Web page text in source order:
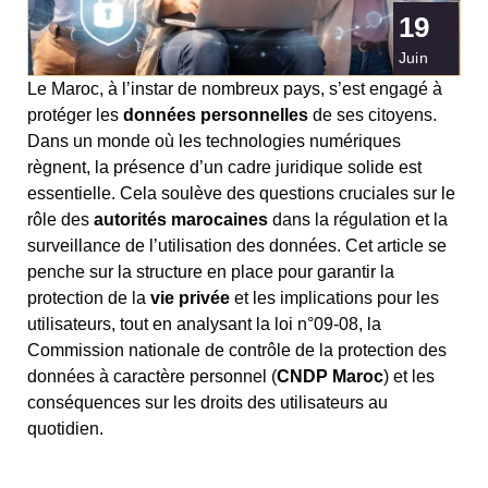
19
Juin
Le Maroc, à l’instar de nombreux pays, s’est engagé à
protéger les données personnelles de ses citoyens.
Dans un monde où les technologies numériques
règnent, la présence d’un cadre juridique solide est
essentielle. Cela soulève des questions cruciales sur le
rôle des autorités marocaines dans la régulation et la
surveillance de l’utilisation des données. Cet article se
penche sur la structure en place pour garantir la
protection de la vie privée et les implications pour les
utilisateurs, tout en analysant la loi n°09-08, la
Commission nationale de contrôle de la protection des
données à caractère personnel (CNDP Maroc) et les
conséquences sur les droits des utilisateurs au
quotidien.